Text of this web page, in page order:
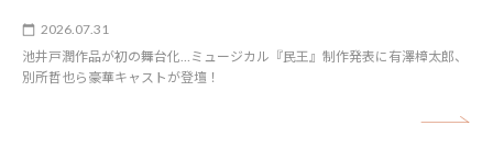
2026.07.31
池井戸潤作品が初の舞台化…ミュージカル『民王』制作発表に有澤樟太郎、
別所哲也ら豪華キャストが登壇！